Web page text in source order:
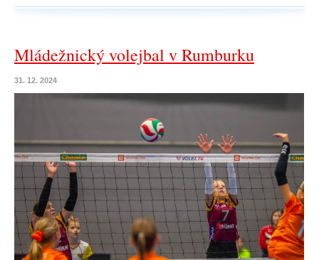
Mládežnický volejbal v Rumburku
31. 12. 2024